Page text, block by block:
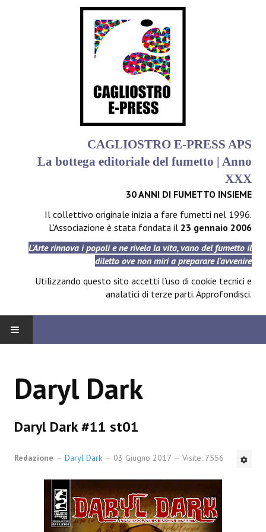
CAGLIOSTRO E-PRESS APS
La bottega editoriale del fumetto | Anno
XXX
30 ANNI DI FUMETTO INSIEME
Il collettivo originale inizia a fare fumetti nel 1996.
L'Associazione è stata fondata il 23 gennaio 2006
L'Arte rinnova i popoli e ne rivela la vita, vano del fumetto il
diletto ove non miri a preparare l'avvenire
Utilizzando questo sito accetti l’uso di cookie tecnici e
analatici di terze parti.Approfondisci.
BOARD
Contest
Prossimamente
Spazio Cagliostro@Lucca 2014
Daryl Dark
Daryl Dark #11 st01
Redazione Daryl Dark 03 Giugno 2017 Visite: 7556